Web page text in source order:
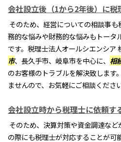
会社設立後（1から2年後）に税
そのため、経営についての相談事
務的な悩みや財務的な悩みもトータ
です。税理士法人オールシエンシア
市、長久手市、岐阜市を中心に、 相
のお客様のトラブルを解決致します
ませんので、お気軽にご相談ください
会社設立時から税理士に依頼す
そのため、決算対策や資金調達な
の際にも税理士が対応することが可